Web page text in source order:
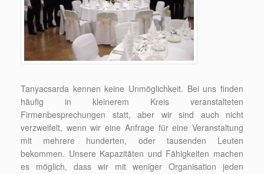
Tanyacsarda kennen keine Unmöglichkeit. Bei uns finden
häufig in kleinerem Kreis veranstalteten
Firmenbesprechungen statt, aber wir sind auch nicht
verzweifelt, wenn wir eine Anfrage für eine Veranstaltung
mit mehrere hunderten, oder tausenden Leuten
bekommen. Unsere Kapazitäten und Fähigkeiten machen
es möglich, dass wir mit weniger Organisation jeden